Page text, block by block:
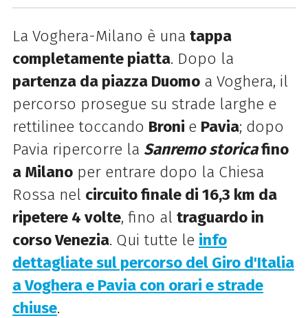
La Voghera-Milano è una tappa
completamente piatta. Dopo la
partenza da piazza Duomoa Voghera, il
percorso prosegue su strade larghe e
rettilinee toccando Broni e Pavia; dopo
Pavia ripercorre la Sanremo storicafino
a Milanoper entrare dopo la Chiesa
Rossa nel circuito finale di 16,3 km da
ripetere 4 volte, fino al traguardo in
corso Venezia. Qui tutte le info
dettagliate sul percorso del Giro d'Italia
a Voghera e Pavia con orari e strade
chiuse.